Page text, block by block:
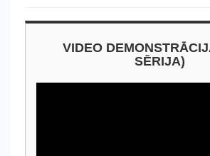
VIDEO
SĒRIJA)